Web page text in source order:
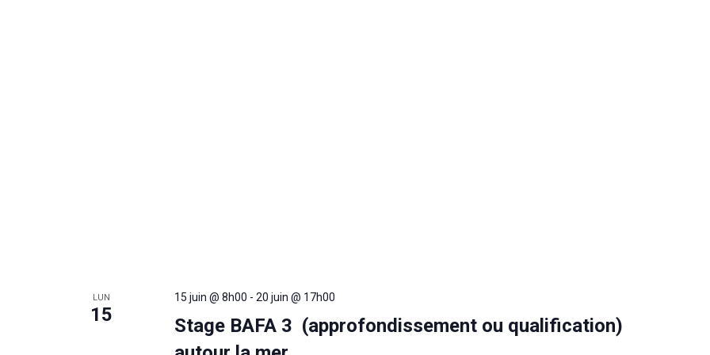
LUN
15
Stage BAFA 3 (approfondissement ou qualification)
15 juin @ 8h00 - 20 juin @ 17h00